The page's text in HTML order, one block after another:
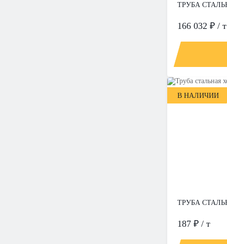
ТРУБА
166 032 ₽ / т
В НАЛИЧИИ
ТРУБА
187 ₽ / т